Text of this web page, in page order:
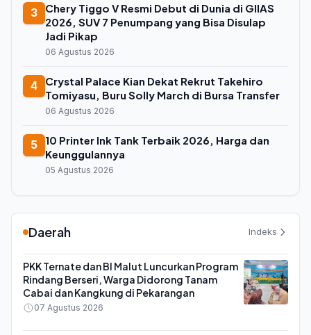
3
Chery Tiggo V Resmi Debut di Dunia di GIIAS
2026, SUV 7 Penumpang yang Bisa Disulap
Jadi Pikap
06 Agustus 2026
4
Crystal Palace Kian Dekat Rekrut Takehiro
Tomiyasu, Buru Solly March di Bursa Transfer
06 Agustus 2026
5
10 Printer Ink Tank Terbaik 2026, Harga dan
Keunggulannya
05 Agustus 2026
Daerah Indeks
PKK Ternate dan BI Malut Luncurkan Program
Rindang Berseri, Warga Didorong Tanam
Cabai dan Kangkung di Pekarangan
07 Agustus 2026